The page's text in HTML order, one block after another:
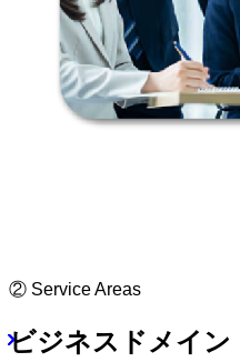
② Service Areas
ビジネスドメイン